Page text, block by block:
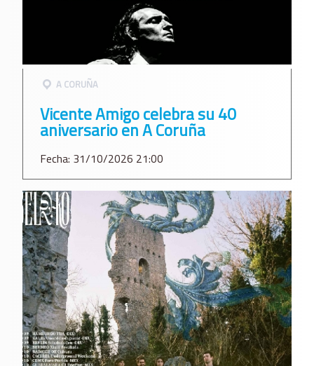
A CORUÑA
Vicente Amigo celebra su 40
aniversario en A Coruña
Fecha: 31/10/2026 21:00